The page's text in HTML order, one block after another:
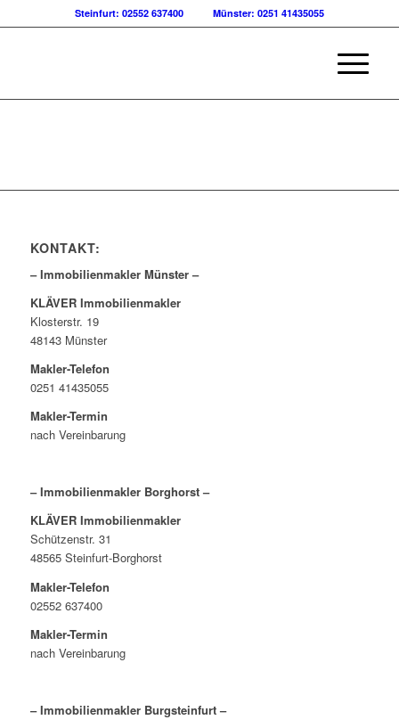
Steinfurt: 02552 637400 Münster: 0251 41435055
KONTAKT:
– Immobilienmakler Münster –
KLÄVER Immobilienmakler
Klosterstr. 19
48143 Münster
Makler-Telefon
0251 41435055
Makler-Termin
nach Vereinbarung
– Immobilienmakler Borghorst –
KLÄVER Immobilienmakler
Schützenstr. 31
48565 Steinfurt-Borghorst
Makler-Telefon
02552 637400
Makler-Termin
nach Vereinbarung
– Immobilienmakler Burgsteinfurt –